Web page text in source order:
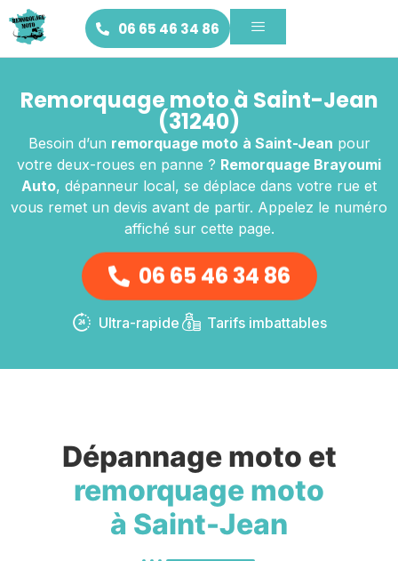
06 65 46 34 86
Remorquage moto à Saint-Jean
(31240)
Besoin d’un remorquage moto à Saint-Jean pour
votre deux-roues en panne ? Remorquage Brayoumi
Auto, dépanneur local, se déplace dans votre rue et
vous remet un devis avant de partir. Appelez le numéro
affiché sur cette page.
06 65 46 34 86
Ultra-rapide Tarifs imbattables
Dépannage moto et
remorquage moto
à Saint-Jean